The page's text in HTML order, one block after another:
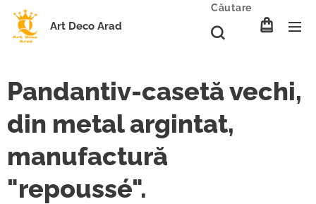
Art Deco Arad
Căutare
Pandantiv-casetă vechi,
din metal argintat,
manufactură
"repoussé".